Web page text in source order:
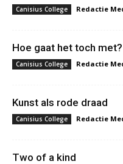
Canisius College Redactie
Hoe gaat het toch met?
Canisius College Redactie
Kunst als rode draad
Canisius College Redactie
Two of a kind